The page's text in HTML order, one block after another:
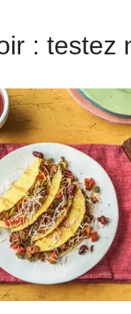
: testez